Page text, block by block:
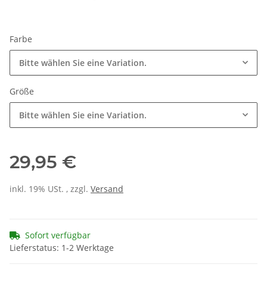
Farbe
Bitte wählen Sie eine Variation.
Größe
Bitte wählen Sie eine Variation.
29,95 €
inkl. 19% USt. , zzgl. Versand
Sofort verfügbar
Lieferstatus: 1-2 Werktage